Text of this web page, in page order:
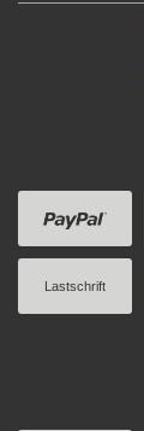
Lastschrift